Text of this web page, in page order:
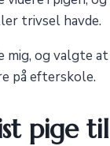
trivsel havde.
mig, og valgte
på efterskole.
pige